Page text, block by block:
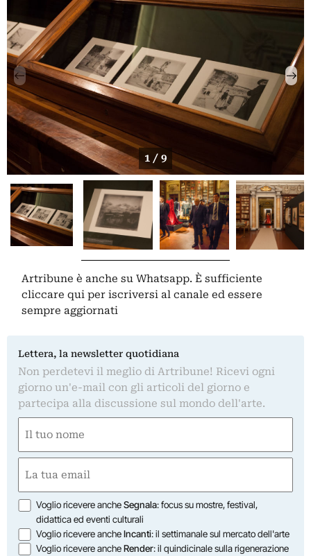
1 / 9
Artribune è anche su Whatsapp. È sufficiente
cliccare qui per iscriversi al canale ed essere
sempre aggiornati
Lettera, la newsletter quotidiana
Non perdetevi il meglio di Artribune! Ricevi ogni
giorno un'e-mail con gli articoli del giorno e
partecipa alla discussione sul mondo dell'arte.
(Obbligatorio)
Nome
(Obbligatorio)
Opzioni
Voglio ricevere ancheSegnala: focus su mostre, festival,
didattica ed eventi culturali
Voglio ricevere ancheIncanti: il settimanale sul mercato dell'arte
Voglio ricevere ancheRender: il quindicinale sulla rigenerazione